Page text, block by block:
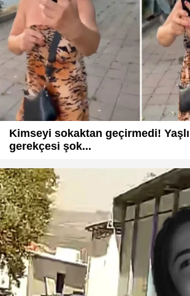
Kimseyi sokaktan geçirmedi! Yaşlı
gerekçesi şok...